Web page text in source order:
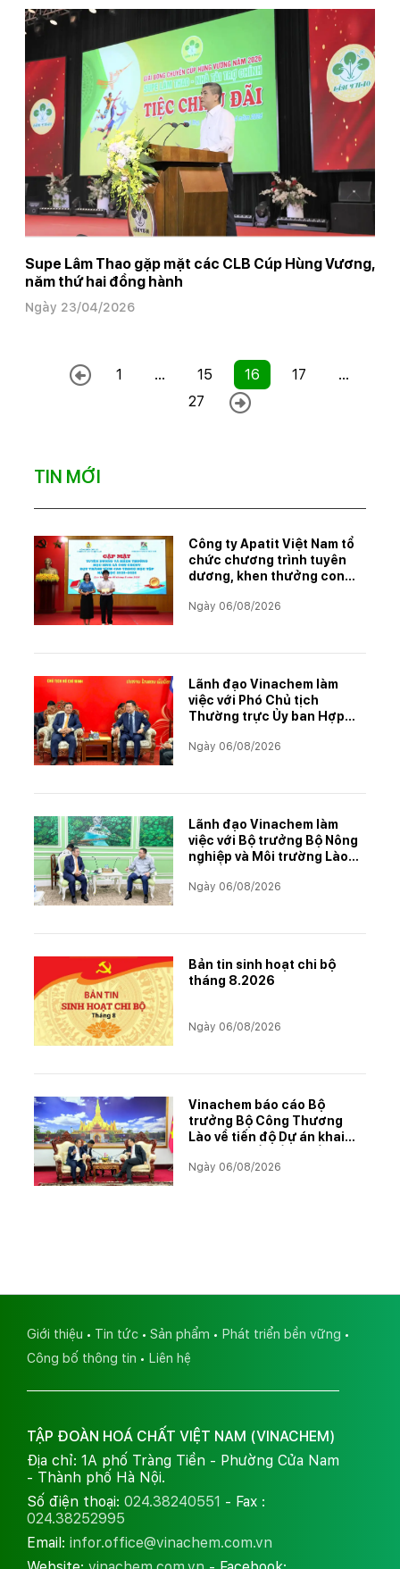
Supe Lâm Thao gặp mặt các CLB Cúp Hùng Vương,
năm thứ hai đồng hành
Ngày 23/04/2026
1 ... 15 16 17
...
27
TIN MỚI
Công ty Apatit Việt Nam tổ
chức chương trình tuyên
dương, khen thưởng con
học tập xuất sắc năm học
Ngày 06/08/2026
Lãnh đạo Vinachem làm
việc với Phó Chủ tịch
Thường trực Ủy ban Hợp
đẩy triển khai Dự án Kali
Ngày 06/08/2026
Lãnh đạo Vinachem làm
việc với Bộ trưởng Bộ Nông
nghiệp và Môi trường Lào
Ngày 06/08/2026
Bản tin sinh hoạt chi bộ
tháng 8.2026
Ngày 06/08/2026
Vinachem báo cáo Bộ
trưởng Bộ Công Thương
Lào về tiến độ Dự án khai
Kali
Ngày 06/08/2026
Giới thiệu Tin tức Sản phẩm
Phát triển bền vững
Công bố thông tin
Liên hệ
TẬP ĐOÀN HOÁ CHẤT VIỆT NAM (VINACHEM)
Địa chỉ: 1A phố Tràng Tiền - Phường Cửa Nam
- Thành phố Hà Nội.
Số điện thoại: 024.38240551 - Fax :
024.38252995
Email: infor.office@vinachem.com.vn